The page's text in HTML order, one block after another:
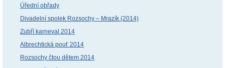
Úřední obřady
Divadelní spolek Rozsochy – Mrazík (2014)
Zubří karneval 2014
Albrechtická pouť 2014
Rozsochy čtou dětem 2014